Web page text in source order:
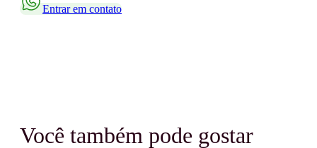
Entrar em contato
Você também pode gostar